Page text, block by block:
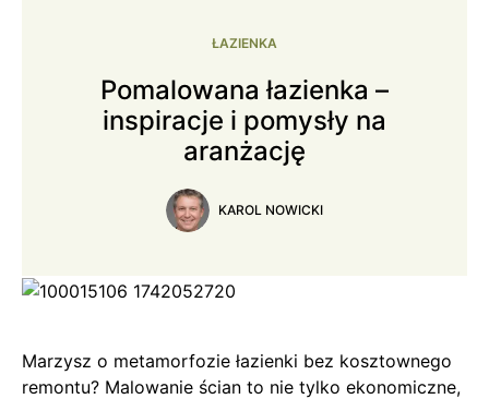
ŁAZIENKA
Pomalowana łazienka –
inspiracje i pomysły na
aranżację
KAROL NOWICKI
Marzysz o metamorfozie łazienki bez kosztownego
remontu? Malowanie ścian to nie tylko ekonomiczne,